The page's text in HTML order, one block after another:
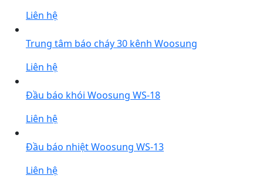
Liên hệ
Trung tâm báo cháy 30 kênh Woosung
Liên hệ
Đầu báo khói Woosung WS-18
Liên hệ
Đầu báo nhiệt Woosung WS-13
Liên hệ